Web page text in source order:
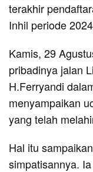
terakhir
Inhil periode
Kamis, 29
pribadinya jalan
H.Ferryandi
menyampaikan
yang telah
Hal itu
simpatisannya.